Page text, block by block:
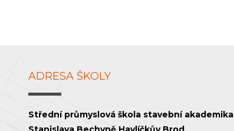
ADRESA ŠKOLY
Střední průmyslová škola stavební akademika